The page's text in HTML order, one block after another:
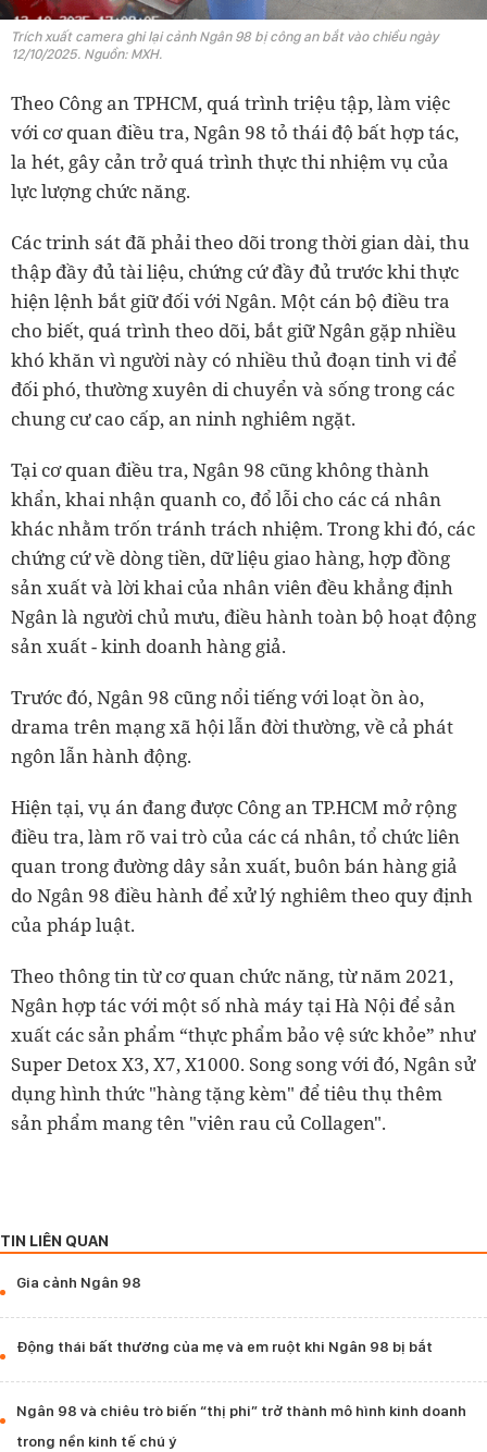
Trích xuất camera ghi lại cảnh Ngân 98 bị công an bắt vào chiều ngày
12/10/2025. Nguồn: MXH.
Theo Công an TPHCM, quá trình triệu tập, làm việc
với cơ quan điều tra, Ngân 98 tỏ thái độ bất hợp tác,
la hét, gây cản trở quá trình thực thi nhiệm vụ của
lực lượng chức năng.
Các trinh sát đã phải theo dõi trong thời gian dài, thu
thập đầy đủ tài liệu, chứng cứ đầy đủ trước khi thực
hiện lệnh bắt giữ đối với Ngân. Một cán bộ điều tra
cho biết, quá trình theo dõi, bắt giữ Ngân gặp nhiều
khó khăn vì người này có nhiều thủ đoạn tinh vi để
đối phó, thường xuyên di chuyển và sống trong các
chung cư cao cấp, an ninh nghiêm ngặt.
Tại cơ quan điều tra, Ngân 98 cũng không thành
khẩn, khai nhận quanh co, đổ lỗi cho các cá nhân
khác nhằm trốn tránh trách nhiệm. Trong khi đó, các
chứng cứ về dòng tiền, dữ liệu giao hàng, hợp đồng
sản xuất và lời khai của nhân viên đều khẳng định
Ngân là người chủ mưu, điều hành toàn bộ hoạt động
sản xuất - kinh doanh hàng giả.
Trước đó, Ngân 98 cũng nổi tiếng với loạt ồn ào,
drama trên mạng xã hội lẫn đời thường, về cả phát
ngôn lẫn hành động.
Hiện tại, vụ án đang được Công an TP.HCM mở rộng
điều tra, làm rõ vai trò của các cá nhân, tổ chức liên
quan trong đường dây sản xuất, buôn bán hàng giả
do Ngân 98 điều hành để xử lý nghiêm theo quy định
của pháp luật.
Theo thông tin từ cơ quan chức năng, từ năm 2021,
Ngân hợp tác với một số nhà máy tại Hà Nội để sản
xuất các sản phẩm “thực phẩm bảo vệ sức khỏe” như
Super Detox X3, X7, X1000. Song song với đó, Ngân sử
dụng hình thức "hàng tặng kèm" để tiêu thụ thêm
sản phẩm mang tên "viên rau củ Collagen".
TIN LIÊN QUAN
Gia cảnh Ngân 98
Động thái bất thường của mẹ và em ruột khi Ngân 98 bị bắt
Ngân 98 và chiêu trò biến “thị phi” trở thành mô hình kinh doanh
trong nền kinh tế chú ý